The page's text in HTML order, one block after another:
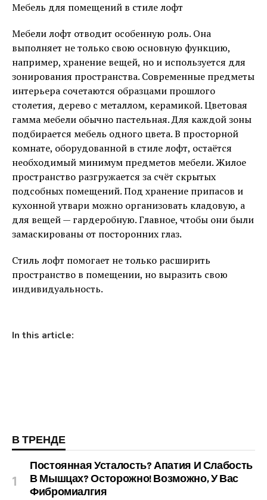
Мебель для помещений в стиле лофт
Мебели лофт отводит особенную роль. Она
выполняет не только свою основную функцию,
например, хранение вещей, но и используется для
зонирования пространства. Современные предметы
интерьера сочетаются образцами прошлого
столетия, дерево с металлом, керамикой. Цветовая
гамма мебели обычно пастельная. Для каждой зоны
подбирается мебель одного цвета. В просторной
комнате, оборудованной в стиле лофт, остаётся
необходимый минимум предметов мебели. Жилое
пространство разгружается за счёт скрытых
подсобных помещений. Под хранение припасов и
кухонной утвари можно организовать кладовую, а
для вещей — гардеробную. Главное, чтобы они были
замаскированы от посторонних глаз.
Стиль лофт помогает не только расширить
пространство в помещении, но выразить свою
индивидуальность.
In this article:
В ТРЕНДЕ
Постоянная Усталость? Апатия И Слабость
В Мышцах? Осторожно! Возможно, У Вас
Фибромиалгия